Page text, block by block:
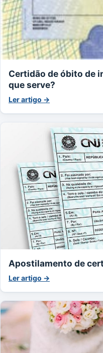
Certidão de óbito de
que serve?
Ler artigo →
Apostilamento de
Ler artigo →